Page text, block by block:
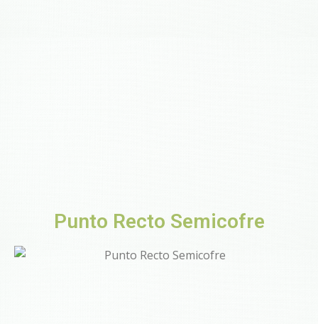
Punto Recto Semicofre